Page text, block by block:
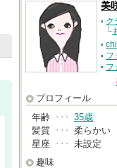
美
ク
└
フ
フ
プロフィール
年齢 ･･･ 35歳
髪質 ･･･ 柔らかい
星座 ･･･ 未設定
趣味